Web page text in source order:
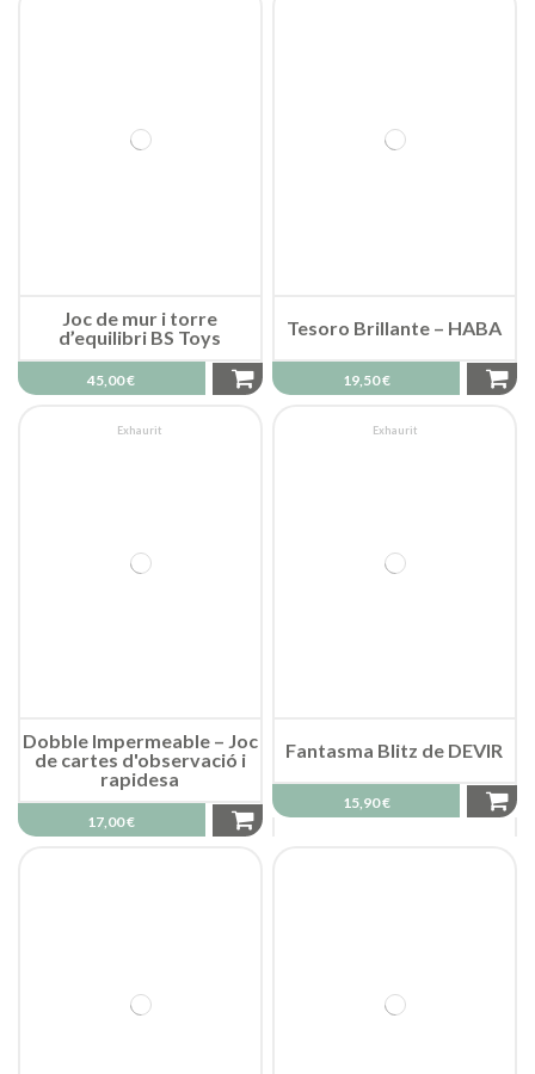
Joc de mur i torre
d’equilibri BS Toys
45,00 €
Tesoro Brillante – HABA
19,50 €
Exhaurit
Dobble Impermeable – Joc
de cartes d'observació i
rapidesa
17,00 €
Exhaurit
Fantasma Blitz de DEVIR
15,90 €